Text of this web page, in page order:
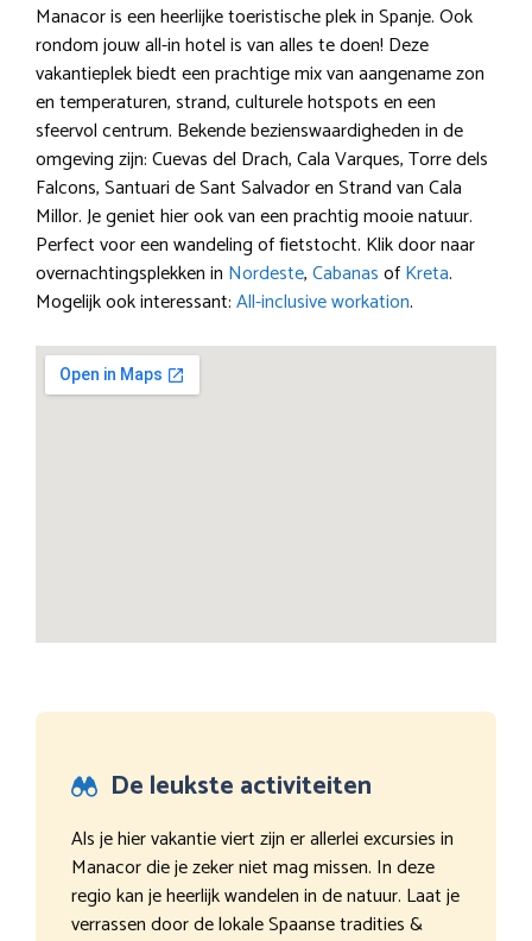
Manacor is een heerlijke toeristische plek in Spanje. Ook
rondom jouw all-in hotel is van alles te doen! Deze
vakantieplek biedt een prachtige mix van aangename zon
en temperaturen, strand, culturele hotspots en een
sfeervol centrum. Bekende bezienswaardigheden in de
omgeving zijn: Cuevas del Drach, Cala Varques, Torre dels
Falcons, Santuari de Sant Salvador en Strand van Cala
Millor. Je geniet hier ook van een prachtig mooie natuur.
Perfect voor een wandeling of fietstocht. Klik door naar
overnachtingsplekken in Nordeste,CabanasofKreta.
Mogelijk ook interessant:All-inclusive workation.
De leukste activiteiten
Als je hier vakantie viert zijn er allerlei excursies in
Manacor die je zeker niet mag missen. In deze
regio kan je heerlijk wandelen in de natuur. Laat je
verrassen door de lokale Spaanse tradities &